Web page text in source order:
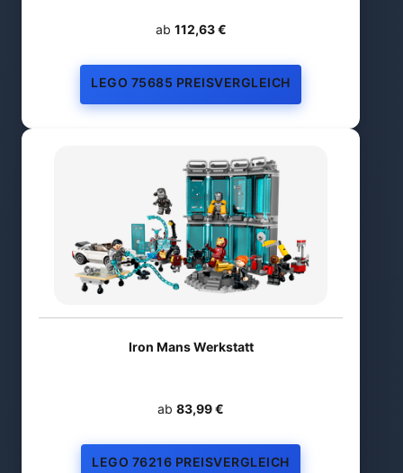
ab 112,63 €
LEGO 75685 PREISVERGLEICH
Iron Mans Werkstatt
ab 83,99 €
LEGO 76216 PREISVERGLEICH